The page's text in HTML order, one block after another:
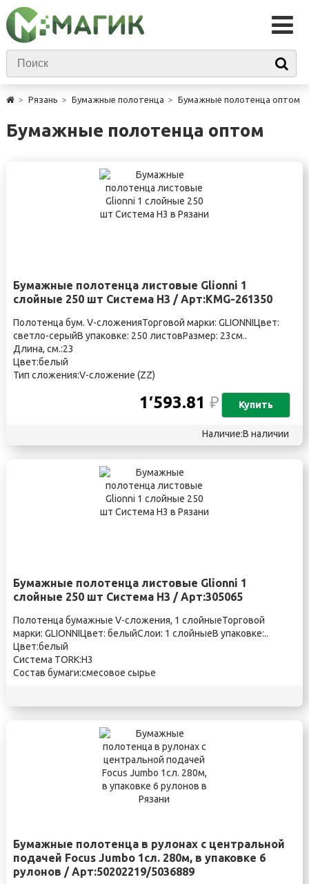
Рязань Бумажные полотенца Бумажные полотенца оптом
Бумажные полотенца оптом
Бумажные полотенца листовые Glionni 1
слойные 250 шт Система H3 / Арт:KMG-261350
Полотенца бум. V-сложенияТорговой марки: GLIONNIЦвет:
светло-серыйВ упаковке: 250 листовРазмер: 23см..
Длина, см.:23
Цвет:белый
Тип сложения:V-сложение (ZZ)
1′593.81₽ Купить
Наличие:В наличии
Бумажные полотенца листовые Glionni 1
слойные 250 шт Система H3 / Арт:305065
Полотенца бумажные V-сложения, 1 слойныеТорговой
марки: GLIONNIЦвет: белыйСлои: 1 слойныеВ упаковке:..
Цвет:белый
Система TORK:H3
Состав бумаги:смесовое сырье
Бумажные полотенца в рулонах с центральной
подачей Focus Jumbo 1сл. 280м, в упаковке 6
рулонов / Арт:50202219/5036889